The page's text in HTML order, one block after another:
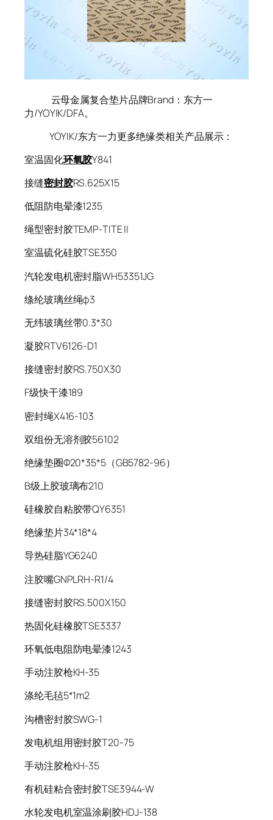
云母金属复合垫片品牌Brand：东方一
力/YOYIK/DFA。
YOYIK/东方一力更多绝缘类相关产品展示：
室温固化环氧胶Y841
接缝密封胶RS.625X15
低阻防电晕漆1235
绳型密封胶TEMP-TITE II
室温硫化硅胶TSE350
汽轮发电机密封脂WH53351JG
绦纶玻璃丝绳φ3
无纬玻璃丝带0.3*30
凝胶RTV6126-D1
接缝密封胶RS.750X30
F级快干漆189
密封绳X416-103
双组份无溶剂胶56102
绝缘垫圈Φ20*35*5（GB5782-96）
B级上胶玻璃布210
硅橡胶自粘胶带QY6351
绝缘垫片34*18*4
导热硅脂YG6240
注胶嘴GNPLRH-R1/4
接缝密封胶RS.500X150
热固化硅橡胶TSE3337
环氧低电阻防电晕漆1243
手动注胶枪KH-35
涤纶毛毡5*1m2
沟槽密封胶SWG-1
发电机组用密封胶T20-75
手动注胶枪KH-35
有机硅粘合密封胶TSE3944-W
水轮发电机室温涂刷胶HDJ-138